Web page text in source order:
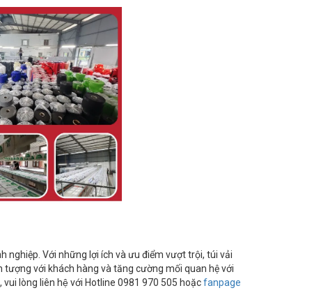
nghiệp. Với những lợi ích và ưu điểm vượt trội, túi vải
với khách hàng và tăng cường mối quan hệ với
lòng liên hệ với Hotline 0981 970 505 hoặcfanpage